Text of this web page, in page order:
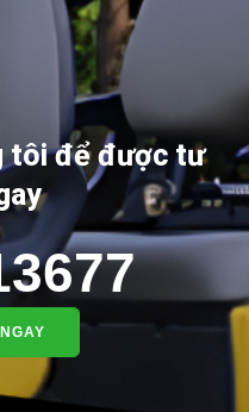
tôi để được tư